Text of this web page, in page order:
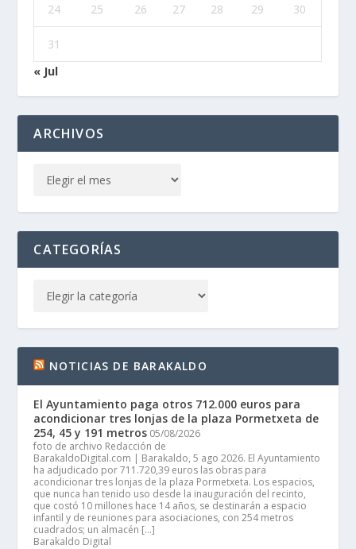
24 25 26 27 28 29 30
31
« Jul
ARCHIVOS
CATEGORÍAS
NOTICIAS DE BARAKALDO
El Ayuntamiento paga otros 712.000 euros para
acondicionar tres lonjas de la plaza Pormetxeta de
254, 45 y 191 metros 05/08/2026
foto de archivo Redacción de
BarakaldoDigital.com | Barakaldo, 5 ago 2026. El Ayuntamiento
ha adjudicado por 711.720,39 euros las obras para
acondicionar tres lonjas de la plaza Pormetxeta. Los espacios,
que nunca han tenido uso desde la inauguración del recinto,
que costó 10 millones hace 14 años, se destinarán a espacio
infantil y de reuniones para asociaciones, con 254 metros
cuadrados; un almacén […]
Barakaldo Digital